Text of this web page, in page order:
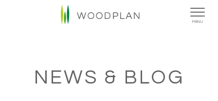
NEWS & BLOG
MENU